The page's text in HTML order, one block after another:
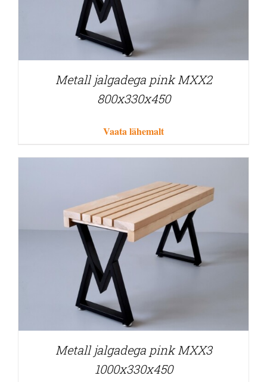
Metall jalgadega pink MXX2
800x330x450
Vaata lähemalt
Metall jalgadega pink MXX3
1000x330x450